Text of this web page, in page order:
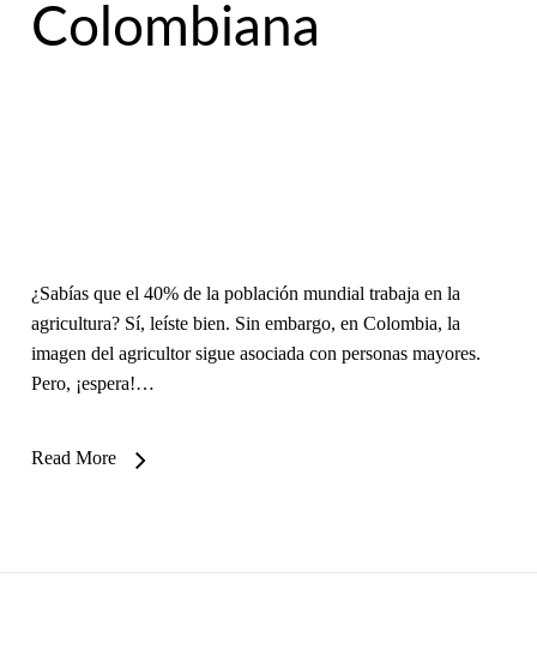
Colombiana
¿Sabías que el 40% de la población mundial trabaja en la
agricultura? Sí, leíste bien. Sin embargo, en Colombia, la
imagen del agricultor sigue asociada con personas mayores.
Pero, ¡espera!…
Read More